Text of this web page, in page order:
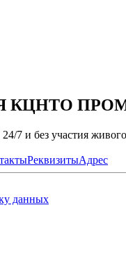
КЦНТО
7 и без участия
РеквизитыАдрес
данных